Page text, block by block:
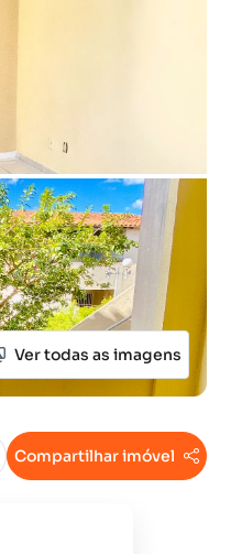
Ver todas as imagens
Compartilhar imóvel